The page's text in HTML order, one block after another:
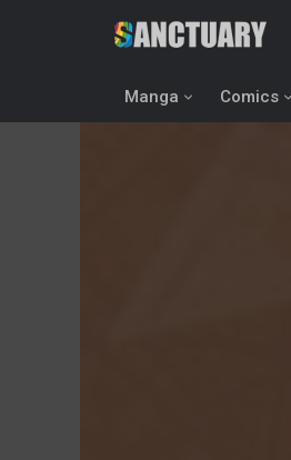
Manga Comics